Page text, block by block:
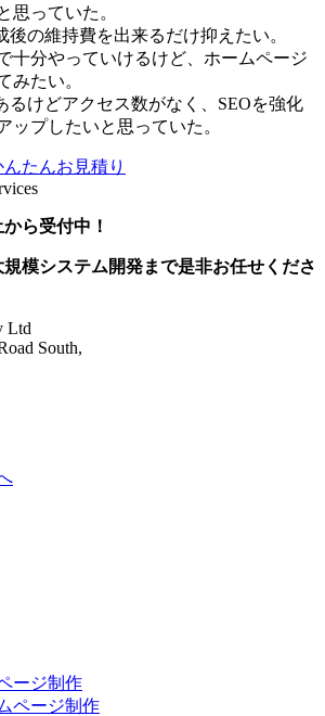
思っていた。
後の維持費を出来るだけ抑えたい。
十分やっていけるけど、ホームページ
みたい。
るけどアクセス数がなく、SEOを強化
ップしたいと思っていた。
たんお見積り
ら受付中！
規模システム開発まで是非お任せくださ
Ltd
South,
ージ制作
ページ制作